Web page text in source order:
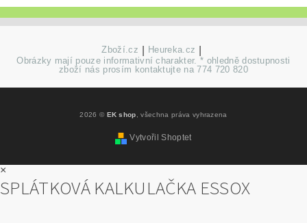
Zboží.cz Heureka.cz
Obrázky mají pouze informativní charakter. * ohledně dostupnosti
zboží nás prosím kontaktujte na 774 720 820
2026 © EK shop, všechna práva vyhrazena
Vytvořil Shoptet
×
SPLÁTKOVÁ KALKULAČKA ESSOX